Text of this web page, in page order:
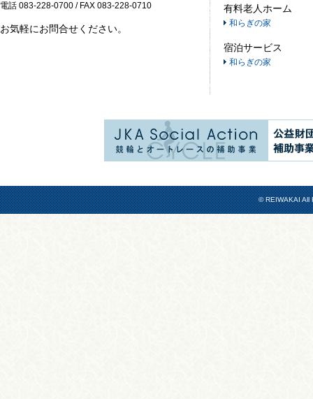
電話 083-228-0700 / FAX 083-228-0710
お気軽にお問合せください。
有料老人ホーム
和らぎの家
宿泊サービス
和らぎの家
© REIWAKAI All